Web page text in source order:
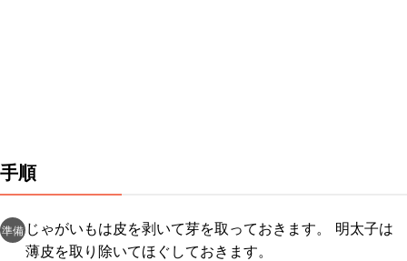
手順
準備 じゃがいもは皮を剥いて芽を取っておきます。 明太子は
薄皮を取り除いてほぐしておきます。